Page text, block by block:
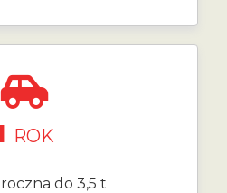
ROK
do 3,5 t